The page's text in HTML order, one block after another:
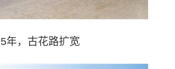
年，古花路扩宽